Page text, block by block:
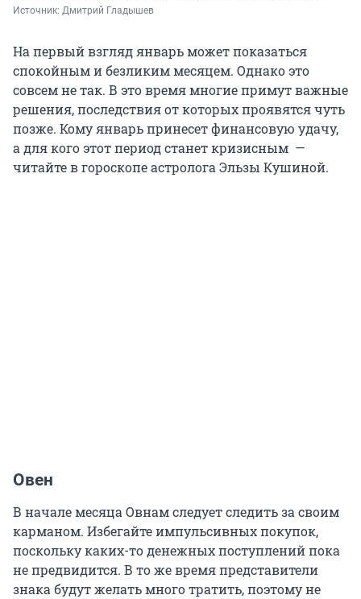
Источник: Дмитрий Гладышев
На первый взгляд январь может показаться
спокойным и безликим месяцем. Однако это
совсем не так. В это время многие примут важные
решения, последствия от которых проявятся чуть
позже. Кому январь принесет финансовую удачу,
а для кого этот период станет кризисным —
читайте в гороскопе астролога Эльзы Кушиной.
Овен
В начале месяца Овнам следует следить за своим
карманом. Избегайте импульсивных покупок,
поскольку каких-то денежных поступлений пока
не предвидится. В то же время представители
знака будут желать много тратить, поэтому не